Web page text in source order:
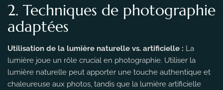
2. Techniques de photographie
adaptées
Utilisation de la lumière naturelle vs. artificielle : La
lumière joue un rôle crucial en photographie. Utiliser la
lumière naturelle peut apporter une touche authentique et
chaleureuse aux photos, tandis que la lumière artificielle